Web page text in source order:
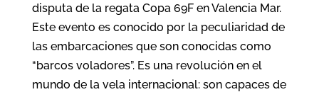
disputa de la regata Copa 69F en Valencia Mar.
Este evento es conocido por la peculiaridad de
las embarcaciones que son conocidas como
“barcos voladores”. Es una revolución en el
mundo de la vela internacional: son capaces de